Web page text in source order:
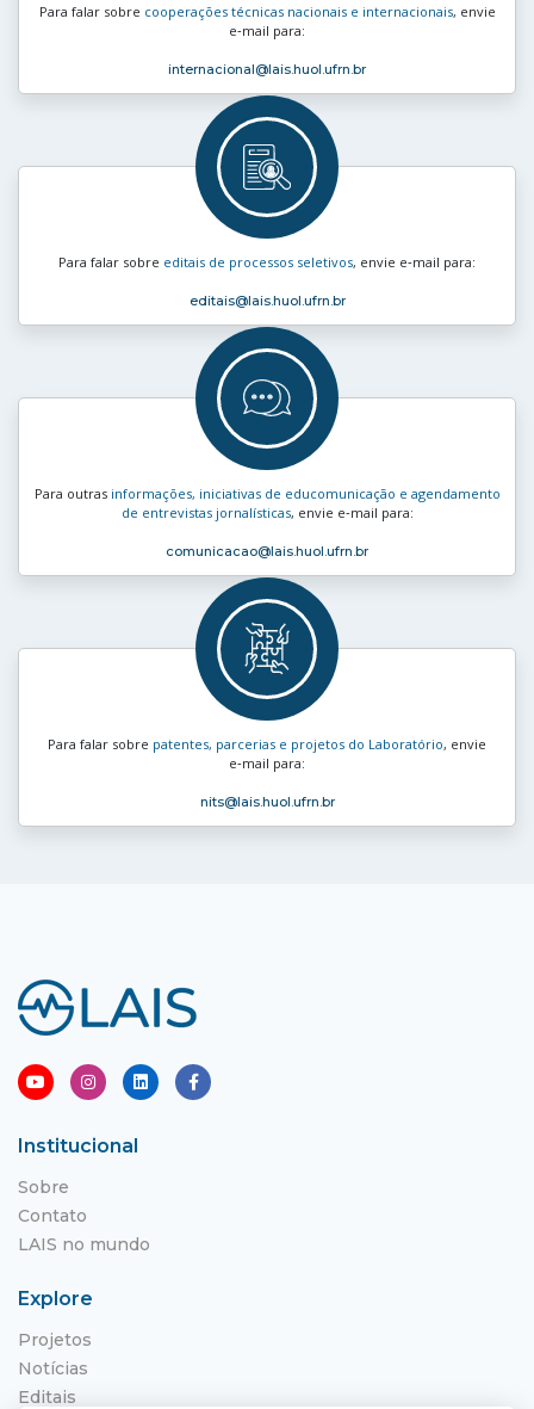
Para falar sobre cooperações técnicas nacionais e internacionais, envie
e‑mail para:
internacional@lais.huol.ufrn.br
Para falar sobre editais de processos seletivos, envie e‑mail para:
editais@lais.huol.ufrn.br
Para outras informações, iniciativas de educomunicação e agendamento
de entrevistas jornalísticas, envie e‑mail para:
comunicacao@lais.huol.ufrn.br
Para falar sobre patentes, parcerias e projetos do Laboratório, envie
e‑mail para:
nits@lais.huol.ufrn.br
Institucional
Sobre
Contato
LAIS no mundo
Explore
Projetos
Notícias
Editais